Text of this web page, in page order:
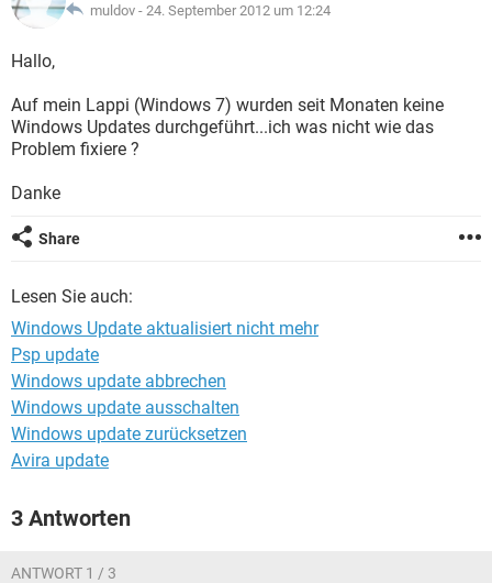
FACEBOOK HARDWARE
WHATSAPP
FACEBOOK
ANDROID IOS
FACEBOOK HARDWARE
SPIELE
ANDROID
WINDOWS 10 INSTAGRAM
WHATSAPP
muldov - 24. September 2012 um 12:24
Hallo,
Auf mein Lappi (Windows 7) wurden seit Monaten keine
Windows Updates durchgeführt...ich was nicht wie das
Problem fixiere ?
Danke
Share
Lesen Sie auch:
Windows Update aktualisiert nicht mehr
Psp update
Windows update abbrechen
Windows update ausschalten
Windows update zurücksetzen
Avira update
3 Antworten
ANTWORT 1 / 3